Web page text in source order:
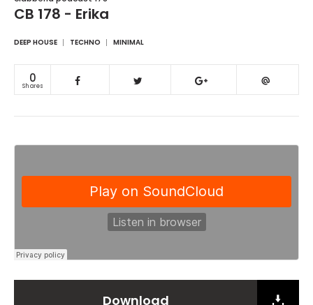
CB 178 - Erika
DEEP HOUSE TECHNO MINIMAL
0
Shares
Download